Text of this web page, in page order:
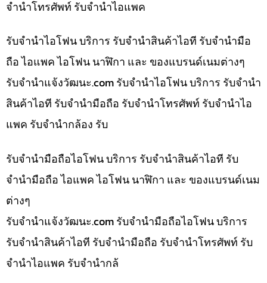
จำนำโทรศัพท์ รับจำนำไอแพค
รับจำนำไอโฟน บริการ รับจำนำสินค้าไอที รับจำนำมือ
ถือ ไอแพค ไอโฟน นาฬิกา และ ของแบรนด์เนมต่างๆ
รับจํานําแจ้งวัฒนะ.com รับจำนำไอโฟน บริการ รับจำนำ
สินค้าไอที รับจำนำมือถือ รับจำนำโทรศัพท์ รับจำนำไอ
แพค รับจำนำกล้อง รับ
รับจำนำมือถือไอโฟน บริการ รับจำนำสินค้าไอที รับ
จำนำมือถือ ไอแพค ไอโฟน นาฬิกา และ ของแบรนด์เนม
ต่างๆ
รับจํานําแจ้งวัฒนะ.com รับจำนำมือถือไอโฟน บริการ
รับจำนำสินค้าไอที รับจำนำมือถือ รับจำนำโทรศัพท์ รับ
จำนำไอแพค รับจำนำกล้